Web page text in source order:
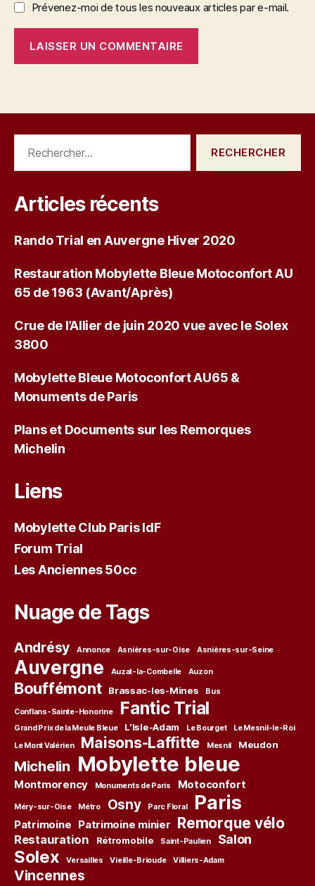
Prévenez-moi de tous les nouveaux articles par e-mail.
Articles récents
Rando Trial en Auvergne Hiver 2020
Restauration Mobylette Bleue Motoconfort AU
65 de 1963 (Avant/Après)
Crue de l’Allier de juin 2020 vue avec le Solex
3800
Mobylette Bleue Motoconfort AU65 &
Monuments de Paris
Plans et Documents sur les Remorques
Michelin
Liens
Mobylette Club Paris IdF
Forum Trial
Les Anciennes 50cc
Nuage de Tags
Andrésy Annonce Asnières-sur-Oise Asnières-sur-Seine
Auvergne Auzat-la-Combelle Auzon
Bouffémont Brassac-les-Mines Bus
Conflans-Sainte-Honorine Fantic Trial
Grand Prix de la Meule Bleue L'Isle-Adam Le Bourget
Le Mesnil-le-Roi
Le Mont Valérien
Maisons-Laffitte Mesnil Meudon
Michelin Mobylette bleue
Montmorency Monuments de Paris Motoconfort
Méry-sur-Oise Métro Osny Parc Floral Paris
Patrimoine Patrimoine minier Remorque vélo
Restauration Rétromobile Saint-Paulien Salon
Solex Versailles Vieille-Brioude Villiers-Adam
Vincennes